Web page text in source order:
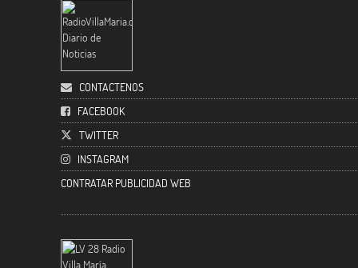
CONTACTENOS
FACEBOOK
TWITTER
INSTAGRAM
CONTRATAR PUBLICIDAD WEB